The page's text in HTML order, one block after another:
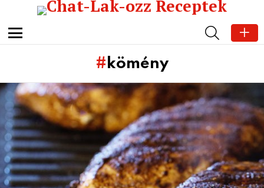
Menu
SEARCH
kömény
Subterms
Latest
stories